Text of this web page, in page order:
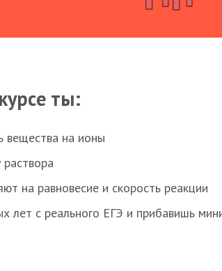
ты:
вещества на ионы
на равновесие и скорость реакции
лет с реального ЕГЭ и прибавишь